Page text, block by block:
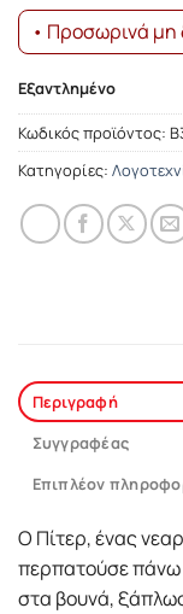
• Προσωρινά μη
Εξαντλημένο
Κωδικός προϊόντος:
Κατηγορίες:
Περιγραφή
Συγγραφέας
Επιπλέον
Ο Πίτερ, ένας
περπατούσε πάνω
στα βουνά,